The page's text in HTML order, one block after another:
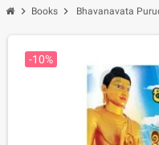
chevron_right Books chevron_right Bhavanavata
-10%